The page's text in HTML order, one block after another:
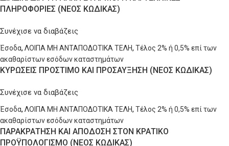
ΠΛΗΡΟΦΟΡΙΕΣ (ΝΕΟΣ ΚΩΔΙΚΑΣ)
Συνέχισε να διαβάζεις
Έσοδα, ΛΟΙΠΑ ΜΗ ΑΝΤΑΠΟΔΟΤΙΚΑ ΤΕΛΗ, Τέλος 2% ή 0,5% επί των
ακαθαρίστων εσόδων καταστημάτων
ΚΥΡΩΣΕΙΣ ΠΡΟΣΤΙΜΟ ΚΑΙ ΠΡΟΣΑΥΞΗΣΗ (ΝΕΟΣ ΚΩΔΙΚΑΣ)
Συνέχισε να διαβάζεις
Έσοδα, ΛΟΙΠΑ ΜΗ ΑΝΤΑΠΟΔΟΤΙΚΑ ΤΕΛΗ, Τέλος 2% ή 0,5% επί των
ακαθαρίστων εσόδων καταστημάτων
ΠΑΡΑΚΡΑΤΗΣΗ ΚΑΙ ΑΠΟΔΟΣΗ ΣΤΟΝ ΚΡΑΤΙΚΟ
ΠΡΟΫΠΟΛΟΓΙΣΜΟ (ΝΕΟΣ ΚΩΔΙΚΑΣ)